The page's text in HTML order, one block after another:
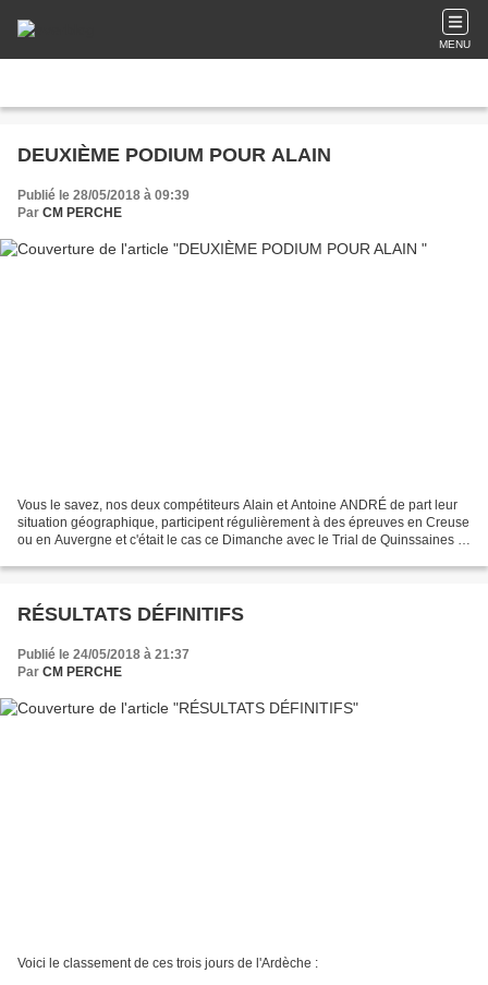
MENU
DEUXIÈME PODIUM POUR ALAIN
Publié le 28/05/2018 à 09:39
Par CM PERCHE
Vous le savez, nos deux compétiteurs Alain et Antoine ANDRÉ de part leur
situation géographique, participent régulièrement à des épreuves en Creuse
ou en Auvergne et c'était le cas ce Dimanche avec le Trial de Quinssaines .
RÉSULTATS DÉFINITIFS
Publié le 24/05/2018 à 21:37
Par CM PERCHE
Voici le classement de ces trois jours de l'Ardèche :